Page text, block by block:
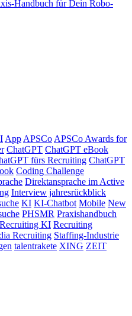
Handbuch für Dein Robo-
App APSCo APSCo Awards for
ChatGPT ChatGPT eBook
fürs Recruiting ChatGPT
Coding Challenge
Direktansprache im Active
Interview jahresrückblick
KI KI-Chatbot Mobile New
PHSMR Praxishandbuch
KI Recruiting
Recruiting Staffing-Industrie
talentrakete XING ZEIT